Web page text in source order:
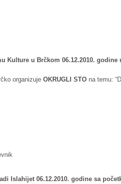
Kulture u Brčkom 06.12.2010. godine
organizuje OKRUGLI STO na temu:
Islahijet 06.12.2010. godine sa